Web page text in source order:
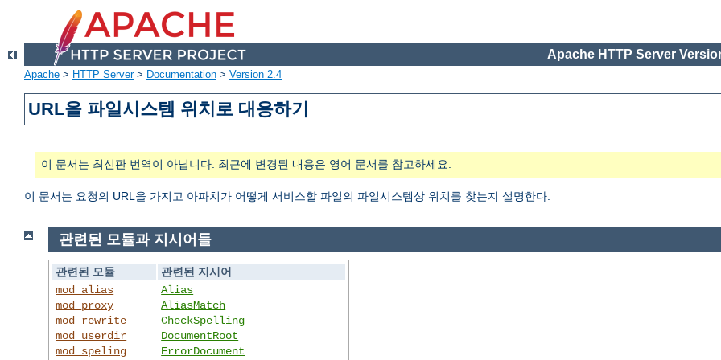
Apache HTTP Server
Apache > HTTP Server> Documentation > Version 2.4
URL을 파일시스템 위치로 대응하기
이 문서는 최신판 번역이 아닙니다. 최근에 변경된 내용은 영어 문서를 참고하세요.
이 문서는 요청의 URL을 가지고 아파치가 어떻게 서비스할 파일의 파일시스템상 위치를 찾는지 설명한다.
관련된 모듈과 지시어들
관련된 모듈
관련된 지시어
mod_alias
mod_proxy
mod_rewrite
mod_userdir
mod_speling
Alias
AliasMatch
CheckSpelling
DocumentRoot
ErrorDocument